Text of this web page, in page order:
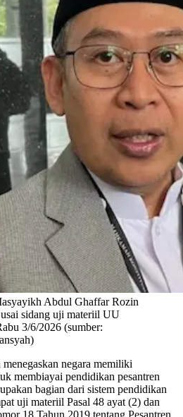
Abdul Ghaffar Rozin
sidang uji materiil UU
3/6/2026 (sumber:
negara memiliki
membiayai pendidikan pesantren
bagian dari sistem pendidikan
uji materiil Pasal 48 ayat (2) dan
18 Tahun 2019 tentang Pesantren